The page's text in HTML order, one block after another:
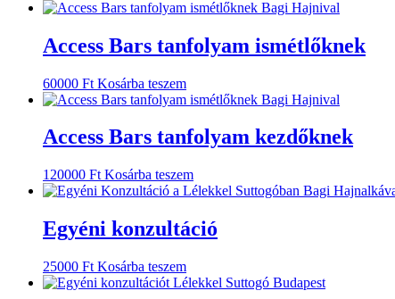
Access Bars tanfolyam ismétlőknek
60000 Ft Kosárba teszem
Access Bars tanfolyam kezdőknek
120000 Ft Kosárba teszem
Egyéni konzultáció
25000 Ft Kosárba teszem